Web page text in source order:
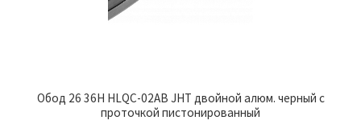
Обод 26 36Н HLQC-02AB JHT двойной алюм. черный с
проточкой пистонированный